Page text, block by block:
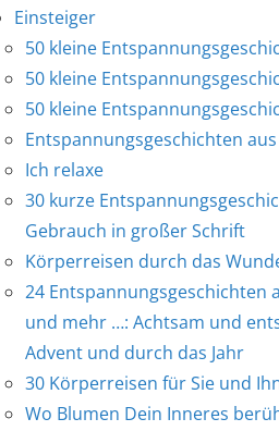
Einsteiger
50 kleine
50 kleine
50 kleine
Entspannungsgeschichten
Ich relaxe
30 kurze
Gebrauch in großer Schrift
Körperreisen durch das
24 Entspannungsgeschichten
und mehr …: Achtsam und
Advent und durch das Jahr
30 Körperreisen für Sie und
Wo Blumen Dein Inneres